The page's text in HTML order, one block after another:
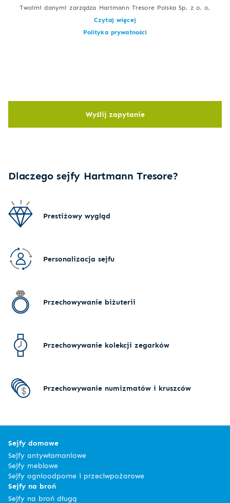
Twoimi danymi zarządza Hartmann Tresore Polska Sp. z o. o.
Czytaj więcej
Polityka prywatności
Wyślij zapytanie
Dlaczego sejfy Hartmann Tresore?
Prestiżowy wygląd
Personalizacja sejfu
Przechowywanie biżuterii
Przechowywanie kolekcji zegarków
Przechowywanie numizmatów i kruszców
Sejfy domowe
Sejfy antywłamaniowe
Sejfy meblowe
Sejfy ognioodporne i przeciwpożarowe
Sejfy na broń
Sejfy na broń długą